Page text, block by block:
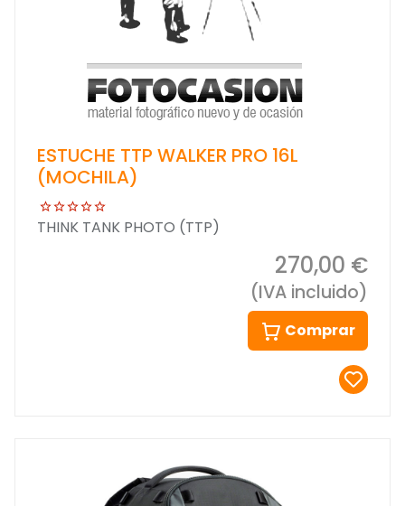
ESTUCHE TTP WALKER PRO 16L
(MOCHILA)
THINK TANK PHOTO (TTP)
270,00 €
(IVA incluido)
Comprar